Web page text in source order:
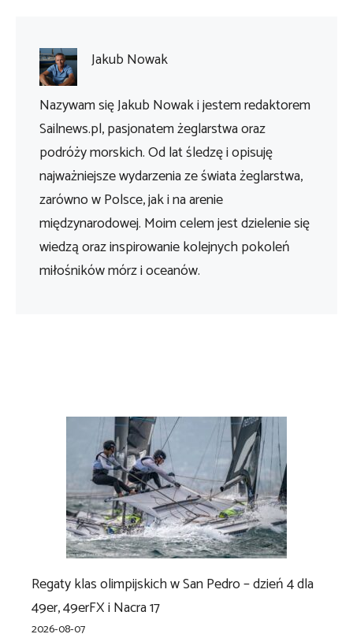
Jakub Nowak
Nazywam się Jakub Nowak i jestem redaktorem
Sailnews.pl, pasjonatem żeglarstwa oraz
podróży morskich. Od lat śledzę i opisuję
najważniejsze wydarzenia ze świata żeglarstwa,
zarówno w Polsce, jak i na arenie
międzynarodowej. Moim celem jest dzielenie się
wiedzą oraz inspirowanie kolejnych pokoleń
miłośników mórz i oceanów.
Regaty klas olimpijskich w San Pedro – dzień 4 dla
49er, 49erFX i Nacra 17
2026-08-07